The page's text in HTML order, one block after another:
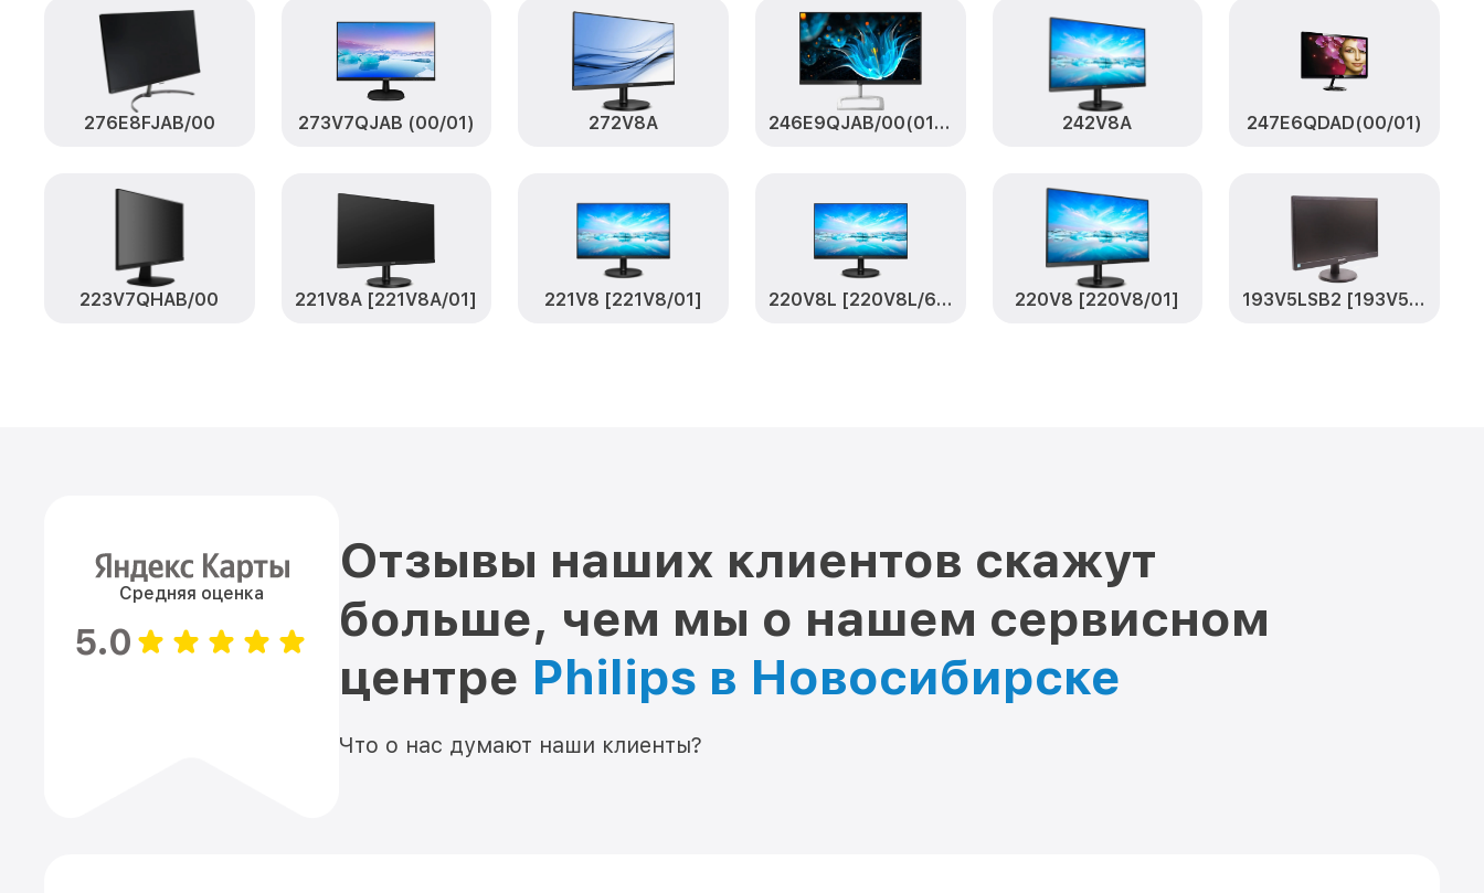
276E8FJAB/00 273V7QJAB (00/01) 272V8A 246E9QJAB/00(01) [246E9QJAB/00(01)] 242V8A 247E6QDAD(00/01)
223V7QHAB/00 221V8A [221V8A/01] 221V8 [221V8/01] 220V8L [220V8L/62] 220V8 [220V8/01] 193V5LSB2 [193V5LSB2/62(10)]
Средняя оценка
5.0
Отзывы наших клиентов скажут
больше, чем мы о нашем сервисном
центре Philips в Новосибирске
Что о нас думают наши клиенты?